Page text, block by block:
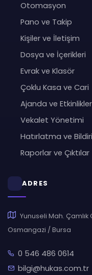
Otomasyon
Pano ve Takip
Kişiler ve İletişim
Dosya ve İçerikleri
Evrak ve Klasör
Çoklu Kasa ve Cari
Ajanda ve Etkinlikler
Vekalet Yönetimi
Hatırlatma ve
Raporlar ve Çıktılar
ADRES
Yunuseli Mah. Çamlık
Osmangazi / Bursa
0 546 486 0614
bilgi@hukas.com.tr